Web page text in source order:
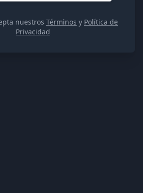
nuestros Términos y Política de
Privacidad